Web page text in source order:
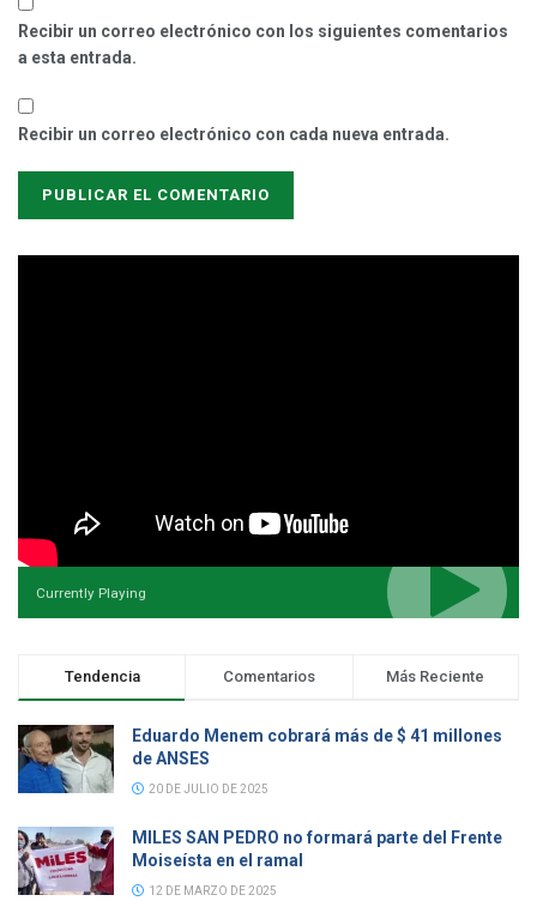
Recibir un correo electrónico con los siguientes comentarios
a esta entrada.
Recibir un correo electrónico con cada nueva entrada.
Currently Playing
Tendencia Comentarios Más Reciente
Eduardo Menem cobrará más de $ 41 millones
de ANSES
20 DE JULIO DE 2025
MILES SAN PEDRO no formará parte del Frente
Moiseísta en el ramal
12 DE MARZO DE 2025